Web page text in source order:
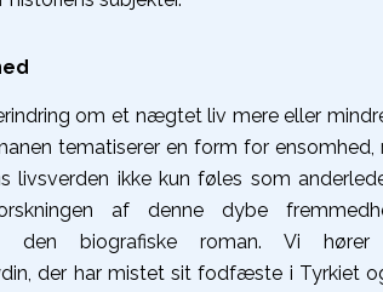
om et nægtet liv mere eller
tematiserer en form for ensomhed,
livsverden ikke kun føles som
af denne dybe
i den biografiske roman. Vi
der har mistet sit fodfæste i Tyrkiet